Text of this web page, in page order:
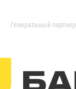
Генеральный партнер